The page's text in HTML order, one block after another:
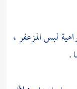
لبس المزعفر ،
.